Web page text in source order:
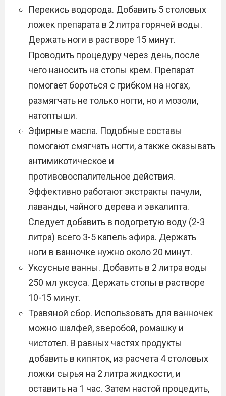
Перекись водорода. Добавить 5 столовых
ложек препарата в 2 литра горячей воды.
Держать ноги в растворе 15 минут.
Проводить процедуру через день, после
чего наносить на стопы крем. Препарат
помогает бороться с грибком на ногах,
размягчать не только ногти, но и мозоли,
натоптыши.
Эфирные масла. Подобные составы
помогают смягчать ногти, а также оказывать
антимикотическое и
противовоспалительное действия.
Эффективно работают экстракты пачули,
лаванды, чайного дерева и эвкалипта.
Следует добавить в подогретую воду (2-3
литра) всего 3-5 капель эфира. Держать
ноги в ванночке нужно около 20 минут.
Уксусные ванны. Добавить в 2 литра воды
250 мл уксуса. Держать стопы в растворе
10-15 минут.
Травяной сбор. Использовать для ванночек
можно шалфей, зверобой, ромашку и
чистотел. В равных частях продукты
добавить в кипяток, из расчета 4 столовых
ложки сырья на 2 литра жидкости, и
оставить на 1 час. Затем настой процедить,